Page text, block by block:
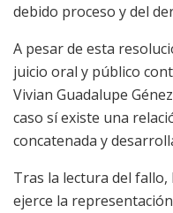
debido proceso y del
A pesar de esta
juicio oral y público
Vivian Guadalupe
caso sí existe una
concatenada y
Tras la lectura del
ejerce la